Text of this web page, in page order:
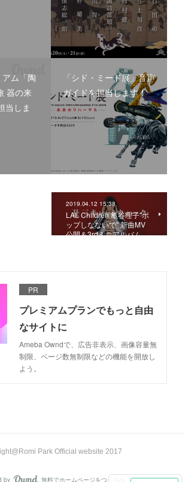
ム「陶
器の来
当しま
「シド・ミード展」音声
ガイドを担当します！
2019.04.12 15:38
LAL Children 亀谷理子"ポ
ップしなないで" 新曲MV
公開＆3rdミニアルバム…
PR
プレミアムプランでもっと自由
なサイトに
Ameba Owndで、広告非表示、画像容量無
制限、ページ数無制限などの機能を開放し
よう。
Park Official website 2017
by 無料でホームページをつくろう